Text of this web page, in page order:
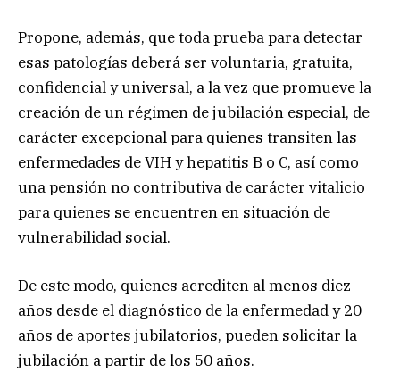
Propone, además, que toda prueba para detectar
esas patologías deberá ser voluntaria, gratuita,
confidencial y universal, a la vez que promueve la
creación de un régimen de jubilación especial, de
carácter excepcional para quienes transiten las
enfermedades de VIH y hepatitis B o C, así como
una pensión no contributiva de carácter vitalicio
para quienes se encuentren en situación de
vulnerabilidad social.
De este modo, quienes acrediten al menos diez
años desde el diagnóstico de la enfermedad y 20
años de aportes jubilatorios, pueden solicitar la
jubilación a partir de los 50 años.